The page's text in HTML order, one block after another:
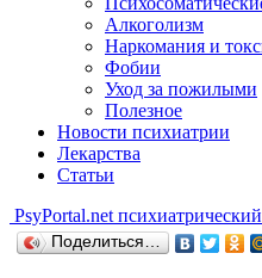
Алкоголизм
Наркомания и
Фобии
Уход за пожилыми
Полезное
Новости психиатрии
Лекарства
Статьи
PsyPortal.net
Поделиться…